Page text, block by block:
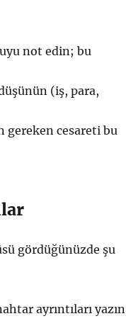
not edin; bu
(iş, para,
gereken cesareti bu
gördüğünüzde şu
ayrıntıları